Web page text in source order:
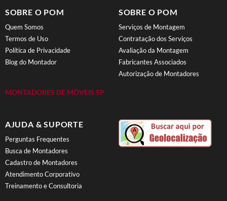
SOBRE O POM
Quem Somos
Termos de Uso
Política de Privacidade
Blog do Montador
MONTADORES DE MÓVEIS SP
SOBRE O POM
Serviços de Montagem
Contratação dos Serviços
Avaliação da Montagem
Fabricantes Associados
Autorização de Montadores
AJUDA & SUPORTE
Perguntas Frequentes
Busca de Montadores
Cadastro de Montadores
Atendimento Corporativo
Treinamento e Consultoria